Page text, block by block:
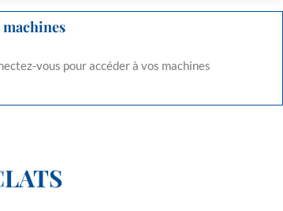
machines
vous pour accéder à vos machines